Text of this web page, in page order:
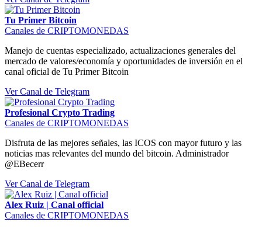
Tu Primer Bitcoin
Canales de CRIPTOMONEDAS
Manejo de cuentas especializado, actualizaciones generales del
mercado de valores/economía y oportunidades de inversión en el
canal oficial de Tu Primer Bitcoin
Ver Canal de Telegram
Profesional Crypto Trading
Canales de CRIPTOMONEDAS
Disfruta de las mejores señales, las ICOS con mayor futuro y las
noticias mas relevantes del mundo del bitcoin. Administrador
@EBecerr
Ver Canal de Telegram
Alex Ruiz | Canal official
Canales de CRIPTOMONEDAS